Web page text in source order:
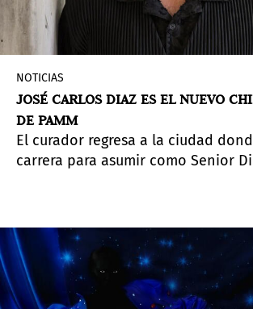
NOTICIAS
JOSÉ CARLOS DIAZ ES EL NUEVO
DE PAMM
El curador regresa a la ciudad
carrera para asumir como Senior